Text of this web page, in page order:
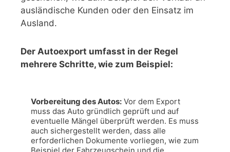
ausländische Kunden oder den Einsatz im
Ausland.
Der Autoexport umfasst in der Regel
mehrere Schritte, wie zum Beispiel:
Vorbereitung des Autos: Vor dem Export
muss das Auto gründlich geprüft und auf
eventuelle Mängel überprüft werden. Es muss
auch sichergestellt werden, dass alle
erforderlichen Dokumente vorliegen, wie zum
Beispiel der Fahrzeugschein und die